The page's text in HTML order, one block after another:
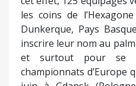
les coins de
Dunkerque, Pays
inscrire leur nom au
et surtout pour se
championnats d’Europe